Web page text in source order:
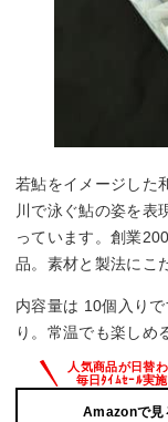
若鮎をイメージした
川で泳ぐ鮎の姿を表
っています。創業
品。素材と製法にこ
内容量は 10個入り
り。常温でも楽しめ
Amazonで見